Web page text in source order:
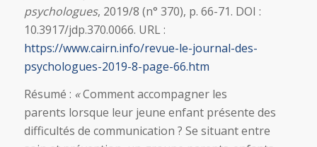
psychologues, 2019/8 (n° 370), p. 66-71. DOI :
10.3917/jdp.370.0066. URL :
https://www.cairn.info/revue-le-journal-des-
psychologues-2019-8-page-66.htm
Résumé : «Comment accompagner les
parents lorsque leur jeune enfant présente des
difficultés de communication ? Se situant entre